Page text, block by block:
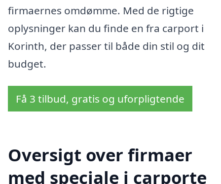
firmaernes omdømme. Med de rigtige
oplysninger kan du finde en fra carport i
Korinth, der passer til både din stil og dit
budget.
Få 3 tilbud, gratis og uforpligtende
Oversigt over firmaer
med speciale i carporte